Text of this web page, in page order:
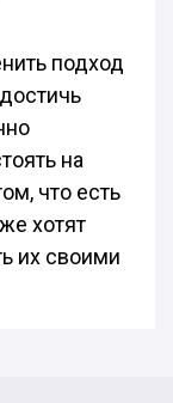
подход
на
что есть
хотят
их своими